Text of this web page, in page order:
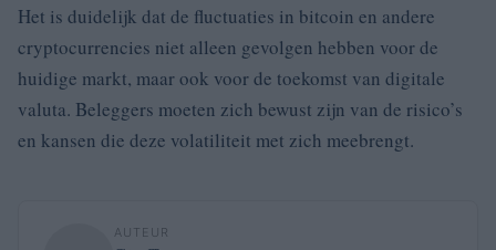
Het is duidelijk dat de fluctuaties in bitcoin en andere
cryptocurrencies niet alleen gevolgen hebben voor de
huidige markt, maar ook voor de toekomst van digitale
valuta. Beleggers moeten zich bewust zijn van de risico’s
en kansen die deze volatiliteit met zich meebrengt.
AUTEUR